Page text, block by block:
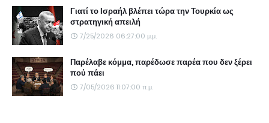
Γιατί το Ισραήλ βλέπει τώρα την Τουρκία ως
στρατηγική απειλή
7/25/2026 06:27:00 μ.μ.
Παρέλαβε κόμμα, παρέδωσε παρέα που δεν ξέρει
πού πάει
7/05/2026 11:07:00 π.μ.